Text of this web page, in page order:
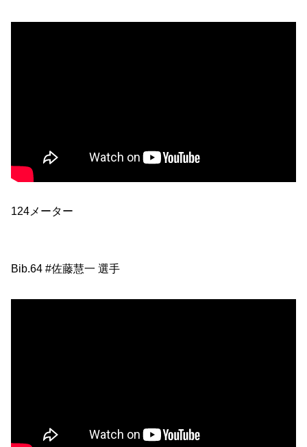
124メーター
Bib.64 #佐藤慧一 選手